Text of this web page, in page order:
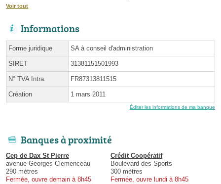
Voir tout
Informations
Forme juridique SA à conseil d'administration
SIRET 31381151501993
N° TVA Intra. FR87313811515
Création 1 mars 2011
Éditer les informations de ma banque
Banques à proximité
Cep de Dax St Pierre
avenue Georges Clemenceau
290 mètres
Fermée, ouvre demain à 8h45
Crédit Coopératif
Boulevard des Sports
300 mètres
Fermée, ouvre lundi à 8h45